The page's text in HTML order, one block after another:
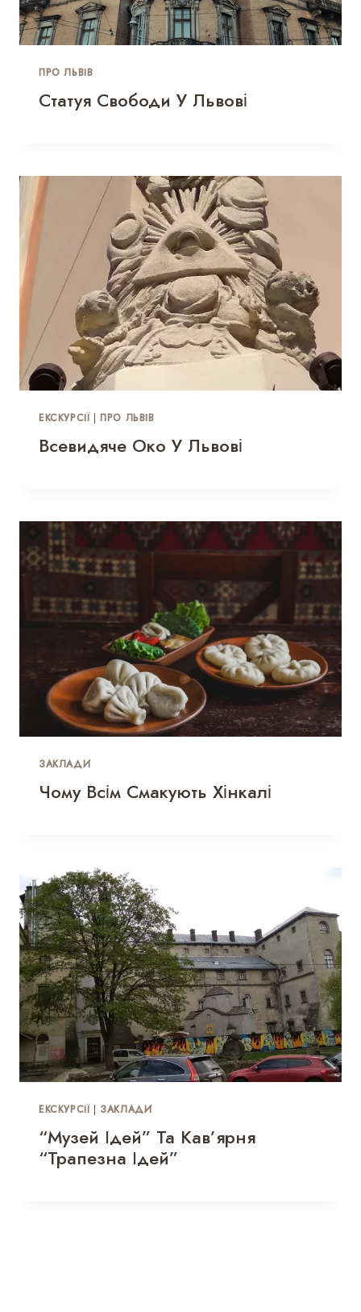
ПРО ЛЬВІВ
Статуя Свободи У Львові
ЕКСКУРСІЇ|ПРО ЛЬВІВ
Всевидяче Око У Львові
ЗАКЛАДИ
Чому Всім Смакують Хінкалі
ЕКСКУРСІЇ ЗАКЛАДИ
“Музей Ідей” Та Кав’ярня
“Трапезна Ідей”